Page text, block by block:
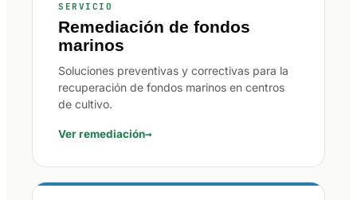
SERVICIO
Remediación de fondos
marinos
Soluciones preventivas y correctivas para la
recuperación de fondos marinos en centros
de cultivo.
Ver remediación→